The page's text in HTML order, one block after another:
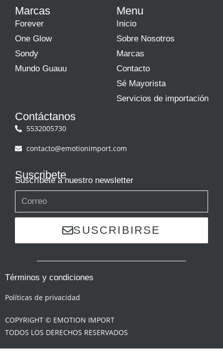
Marcas
Forever
One Glow
Sondy
Mundo Guauu
Menu
Inicio
Sobre Nosotros
Marcas
Contacto
Sé Mayorista
Servicios de importación
Contáctanos
5532005730
contacto@emotionimport.com
Suscribete
Suscríbete a nuestro newsletter
SUSCRIBIRSE
Términos y condiciones
Políticas de privacidad
COPYRIGHT © EMOTION IMPORT
TODOS LOS DERECHOS RESERVADOS